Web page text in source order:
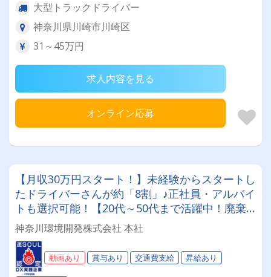
大型トラックドライバー
神奈川県川崎市川崎区
31～45万円
求人内容を見る
オンライン応募
【月収30万円スタート！】未経験からスタートし
たドライバーさんが約「8割」♪正社員・アルバイ
トも選択可能！【20代～50代まで活躍中！廃棄
物運搬ドライバー大募集！】【女子更衣室・女子
トイレ完備♪♪】
神奈川環境開発株式会社 本社
動画あり 賞与あり 交通費支給 昇給あり